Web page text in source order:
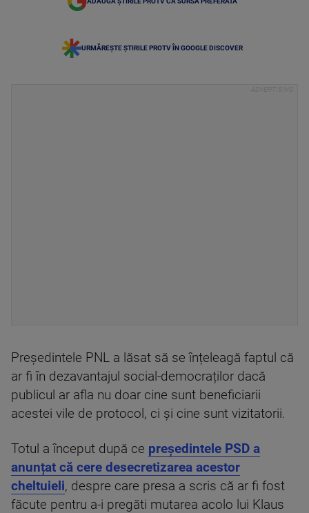
URMĂREȘTE ȘTIRILE PROTV ÎN GOOGLE DISCOVER
Președintele PNL a lăsat să se înțeleagă faptul că
ar fi în dezavantajul social-democraților dacă
publicul ar afla nu doar cine sunt beneficiarii
acestei vile de protocol, ci și cine sunt vizitatorii.
Totul a început după ce președintele PSD a
anunțat că cere desecretizarea acestor
cheltuieli, despre care presa a scris că ar fi fost
făcute pentru a-i pregăti mutarea acolo lui Klaus